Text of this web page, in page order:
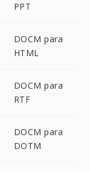
PPT
DOCM para
HTML
DOCM para
RTF
DOCM para
DOTM